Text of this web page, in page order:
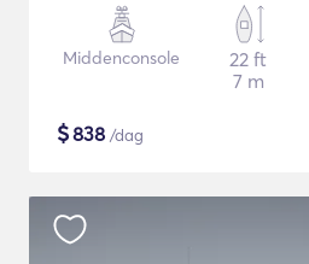
Middenconsole
22 ft
7 m
$838 /dag